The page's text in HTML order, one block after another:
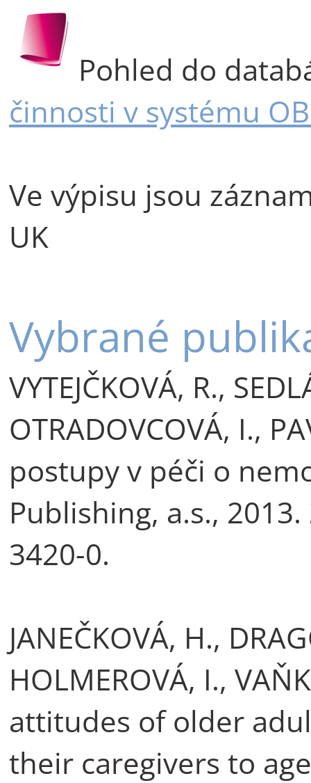
Pohled do
činnosti v systému
Ve výpisu jsou
UK
Vybrané
VYTEJČKOVÁ, R.,
OTRADOVCOVÁ, I.,
postupy v péči o
Publishing, a.s.,
3420-0.
JANEČKOVÁ, H.,
HOLMEROVÁ, I.,
attitudes of older
their caregivers to